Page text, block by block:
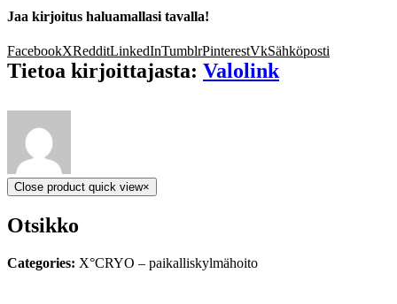
Jaa kirjoitus haluamallasi tavalla!
FacebookXRedditLinkedInTumblrPinterestVkSähköposti
Tietoa kirjoittajasta: Valolink
Close product quick view×
Otsikko
Categories: X°CRYO – paikalliskylmähoito